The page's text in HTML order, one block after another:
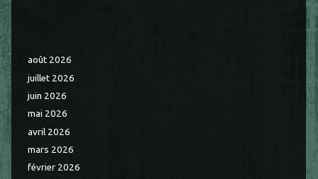
août 2026
juillet 2026
juin 2026
mai 2026
avril 2026
mars 2026
février 2026